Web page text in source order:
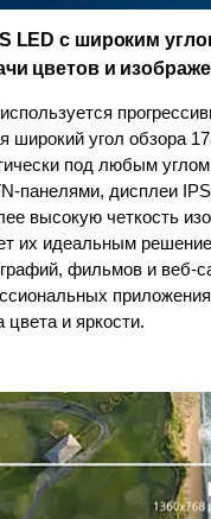
LED с широким
цветов и
широкий угол обзора
под любым
панелями, дисплеи
высокую четкость
их идеальным
фильмов и веб-
цвета и яркости.